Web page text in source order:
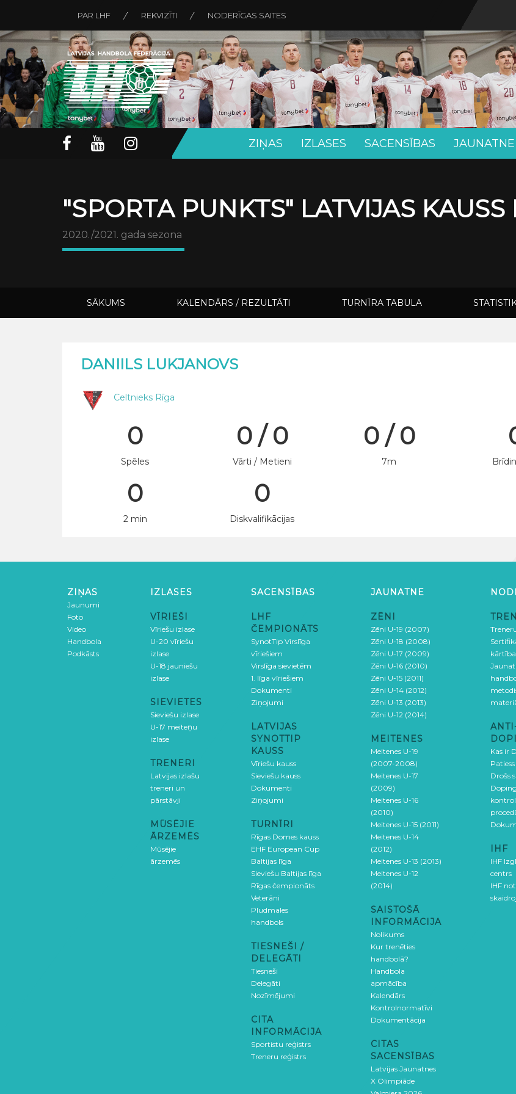
PAR LHF REKVIZĪTI NODERĪGAS SAITES
ZIŅAS IZLASES SACENSĪBAS JAUNATNE
"SPORTA PUNKTS" LATVIJAS
2020./2021. gada sezona
SĀKUMS KALENDĀRS / REZULTĀTI TURNĪRA TABULA
DANIILS LUKJANOVS
Celtnieks Rīga
0
Spēles
0 / 0
Vārti / Metieni
0 / 0
7m
0
2 min
0
Diskvalifikācijas
ZIŅAS
Jaunumi
Foto
Video
Handbola
Podkāsts
IZLASES
VĪRIEŠI
Vīriešu izlase
U-20 vīriešu
izlase
U-18 jauniešu
izlase
SIEVIETES
Sieviešu izlase
U-17 meiteņu
izlase
TRENERI
Latvijas izlašu
treneri un
pārstāvji
MŪSĒJIE
ĀRZEMĒS
Mūsējie
ārzemēs
SACENSĪBAS
LHF
ČEMPIONĀTS
SynotTip Virslīga
vīriešiem
Virslīga sievietēm
1. līga vīriešiem
Dokumenti
Ziņojumi
LATVIJAS
SYNOTTIP
KAUSS
Vīriešu kauss
Sieviešu kauss
Dokumenti
Ziņojumi
TURNĪRI
Rīgas Domes kauss
EHF European Cup
Baltijas līga
Sieviešu Baltijas līga
Rīgas čempionāts
Veterāni
Pludmales
handbols
TIESNEŠI /
DELEGĀTI
Tiesneši
Delegāti
Nozīmējumi
CITA
INFORMĀCIJA
Sportistu reģistrs
Treneru reģistrs
JAUNATNE
ZĒNI
Zēni U-19 (2007)
Zēni U-18 (2008)
Zēni U-17 (2009)
Zēni U-16 (2010)
Zēni U-15 (2011)
Zēni U-14 (2012)
Zēni U-13 (2013)
Zēni U-12 (2014)
MEITENES
Meitenes U-19
(2007-2008)
Meitenes U-17
(2009)
Meitenes U-16
(2010)
Meitenes U-15 (2011)
Meitenes U-14
(2012)
Meitenes U-13 (2013)
Meitenes U-12
(2014)
SAISTOŠĀ
INFORMĀCIJA
Nolikums
Kur trenēties
handbolā?
Handbola
apmācība
Kalendārs
Kontrolnormatīvi
Dokumentācija
CITAS
SACENSĪBAS
Latvijas Jaunatnes
X Olimpiāde
kārtība
Kas ir
Drošs
IHF
IHF
centrs
IHF